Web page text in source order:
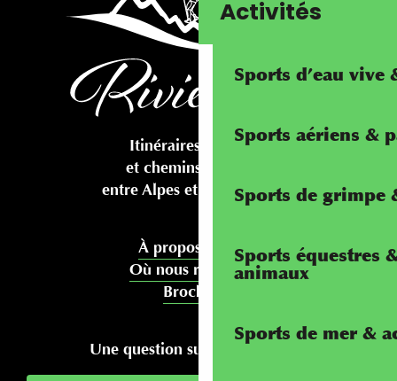
Activités
Sports d’eau vive
Sports aériens &
Sports de grimpe
Sports équestres
animaux
Sports de mer &
Itinéraires cyclables
et chemins pédestres
entre Alpes et Méditerranée
À propos de nous
Où nous rencontrer
Brochures
Une question sur votre séjour ?